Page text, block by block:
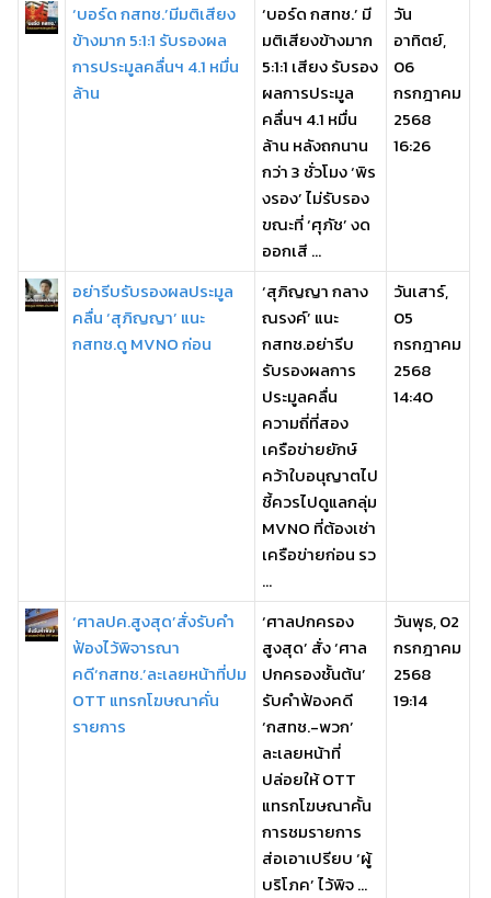
‘บอร์ด กสทช.’มีมติเสียง
ข้างมาก 5:1:1 รับรองผล
การประมูลคลื่นฯ 4.1 หมื่น
ล้าน
‘บอร์ด กสทช.’ มี
มติเสียงข้างมาก
5:1:1 เสียง รับรอง
ผลการประมูล
คลื่นฯ 4.1 หมื่น
ล้าน หลังถกนาน
กว่า 3 ชั่วโมง ‘พิร
งรอง’ ไม่รับรอง
ขณะที่ ‘ศุภัช’ งด
ออกเสี ...
วัน
อาทิตย์,
06
กรกฎาคม
2568
16:26
อย่ารีบรับรองผลประมูล
คลื่น ‘สุภิญญา’ แนะ
กสทช.ดู MVNO ก่อน
‘สุภิญญา กลาง
ณรงค์’ แนะ
กสทช.อย่ารีบ
รับรองผลการ
ประมูลคลื่น
ความถี่ที่สอง
เครือข่ายยักษ์
คว้าใบอนุญาตไป
ชี้ควรไปดูแลกลุ่ม
MVNO ที่ต้องเช่า
เครือข่ายก่อน รว
...
วันเสาร์,
05
กรกฎาคม
2568
14:40
‘ศาลปค.สูงสุด’สั่งรับคำ
ฟ้องไว้พิจารณา
คดี‘กสทช.’ละเลยหน้าที่ปม
OTT แทรกโฆษณาคั่น
รายการ
‘ศาลปกครอง
สูงสุด’ สั่ง ‘ศาล
ปกครองชั้นต้น’
รับคำฟ้องคดี
‘กสทช.-พวก’
ละเลยหน้าที่
ปล่อยให้ OTT
แทรกโฆษณาคั้น
การชมรายการ
ส่อเอาเปรียบ ‘ผู้
บริโภค’ ไว้พิจ ...
วันพุธ, 02
กรกฎาคม
2568
19:14